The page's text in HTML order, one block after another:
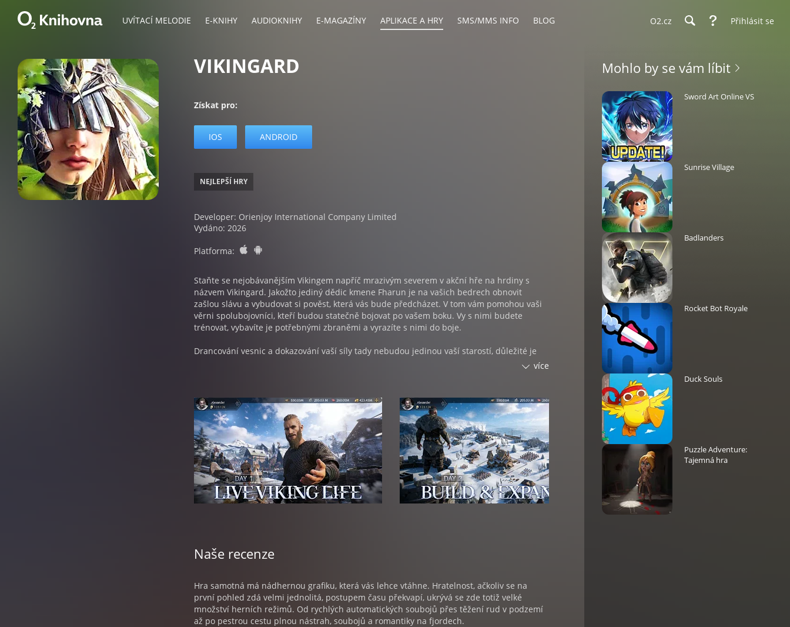
UVÍTACÍ MELODIE E-KNIHY AUDIOKNIHY E-MAGAZÍNY APLIKACE A HRY SMS/MMS INFO BLOG O2.cz Přihlásit se
VIKINGARD
Získat pro:
IOS ANDROID
NEJLEPŠÍ HRY
Developer: Orienjoy International Company Limited
Vydáno: 2026
Platforma: ios
Staňte se nejobávanějším Vikingem napříč mrazivým severem v akční hře na hrdiny s
názvem Vikingard. Jakožto jediný dědic kmene Fharun je na vašich bedrech obnovit
zašlou slávu a vybudovat si pověst, která vás bude předcházet. V tom vám pomohou vaši
věrni spolubojovníci, kteří budou statečně bojovat po vašem boku. Vy s nimi budete
trénovat, vybavíte je potřebnými zbraněmi a vyrazíte s nimi do boje.
Drancování vesnic a dokazování vaší síly tady nebudou jedinou vaší starostí, důležité je
věnovat se i těžbě a hospodářství. Každý správný válečník potřebuje pro nabrání síly
Pokud se obáváte, že souboje a hlavní příběh bude až moc jednoduchý, tak hra samotná
nabízí několik možností, jak se zabavit. Při objevování světa budete muset házet kostkami,
při drancování si pak můžete vybrat, jestli se vydáte cestou boje, nebo lásky. A pokud vás
vyzve v aréně někdo na souboj, tak budete muset přemýšlet nad správnou strategií,
abyste využili všechny dostupné možnosti a s přehledem vašeho protivníka převálcovali.
Jak budete postupovat příběhem, budou se vám odemykat další bojovníci, kteří se po
porážce přidají k vám. Na svých cestách budete potkávat i několik žen, které můžete
navštěvovat a získat tak potomky.
více
Naše recenze
Hra samotná má nádhernou grafiku, která vás lehce vtáhne. Hratelnost, ačkoliv se na
první pohled zdá velmi jednolitá, postupem času překvapí, ukrývá se zde totiž velké
množství herních režimů. Od rychlých automatických soubojů přes těžení rud v podzemí
až po pestrou cestu plnou nástrah, soubojů a romantiky na fjordech.
Mohlo by se vám líbit
Sword Art Online VS
Sunrise Village
Badlanders
Rocket Bot Royale
Duck Souls
Puzzle Adventure:
Tajemná hra